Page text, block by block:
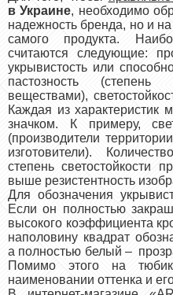
в Украине, необходимо
надежность бренда, но и
самого продукта.
считаются следующие:
укрывистость или
пастозность (степень
веществами),
Каждая из характеристик
значком. К примеру,
(производители
изготовители).
степень светостойкости
выше резистентность
Для обозначения
Если он полностью
высокого коэффициента
наполовину квадрат
а полностью белый –
Помимо этого на
наименовании оттенка и